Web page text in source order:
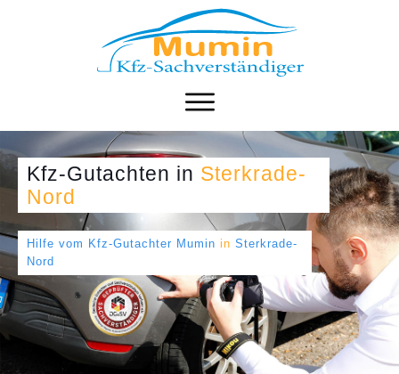
Kfz-Gutachten in Sterkrade-
Nord
Hilfe vom Kfz-Gutachter Mumin in Sterkrade-
Nord